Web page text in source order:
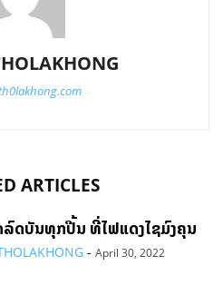
ARTICLES
ລົດບັນທຸກປີ້ນ ທີ່ໄຟແດງໄຊມົງຄຸນ
- April 30, 2022